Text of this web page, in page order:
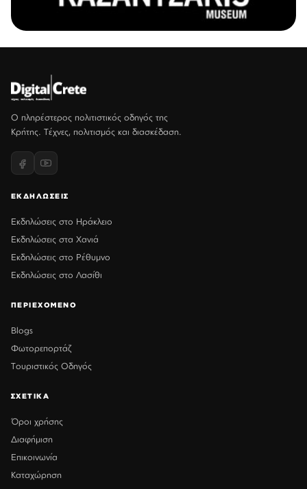
Ο πληρέστερος πολιτιστικός οδηγός της
Κρήτης. Τέχνες, πολιτισμός και διασκέδαση.
ΕΚΔΗΛΩΣΕΙΣ
Εκδηλώσεις στο Ηράκλειο
Εκδηλώσεις στα Χανιά
Εκδηλώσεις στο Ρέθυμνο
Εκδηλώσεις στο Λασίθι
ΠΕΡΙΕΧΟΜΕΝΟ
Blogs
Φωτορεπορτάζ
Τουριστικός Οδηγός
ΣΧΕΤΙΚΑ
Όροι χρήσης
Διαφήμιση
Επικοινωνία
Καταχώρηση